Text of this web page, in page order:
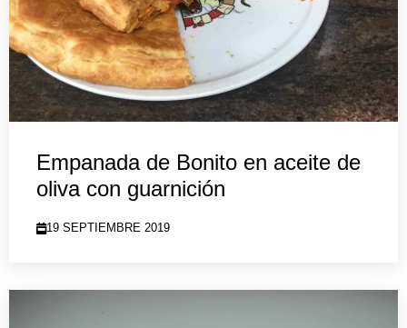
Empanada de Bonito en aceite de
oliva con guarnición
19 SEPTIEMBRE 2019